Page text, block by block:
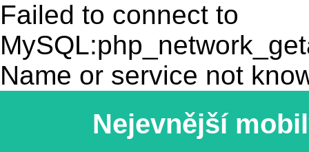
Failed to connect to
Name or service not
Nejevnější